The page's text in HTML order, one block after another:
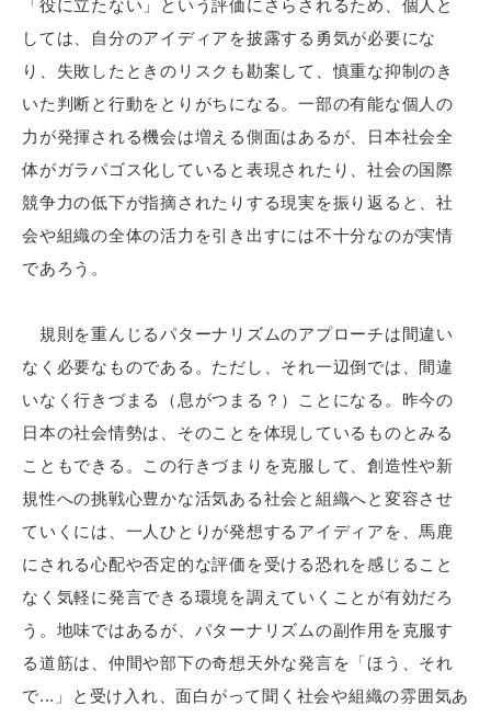
「役に立たない」という評価にさらされるため、個人と
しては、自分のアイディアを披露する勇気が必要にな
り、失敗したときのリスクも勘案して、慎重な抑制のき
いた判断と行動をとりがちになる。一部の有能な個人の
力が発揮される機会は増える側面はあるが、日本社会全
体がガラパゴス化していると表現されたり、社会の国際
競争力の低下が指摘されたりする現実を振り返ると、社
会や組織の全体の活力を引き出すには不十分なのが実情
であろう。
規則を重んじるパターナリズムのアプローチは間違い
なく必要なものである。ただし、それ一辺倒では、間違
いなく行きづまる（息がつまる？）ことになる。昨今の
日本の社会情勢は、そのことを体現しているものとみる
こともできる。この行きづまりを克服して、創造性や新
規性への挑戦心豊かな活気ある社会と組織へと変容させ
ていくには、一人ひとりが発想するアイディアを、馬鹿
にされる心配や否定的な評価を受ける恐れを感じること
なく気軽に発言できる環境を調えていくことが有効だろ
う。地味ではあるが、パターナリズムの副作用を克服す
る道筋は、仲間や部下の奇想天外な発言を「ほう、それ
で...」と受け入れ、面白がって聞く社会や組織の雰囲気あ